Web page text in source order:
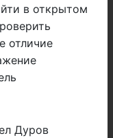
в открытом
отличие
Дуров